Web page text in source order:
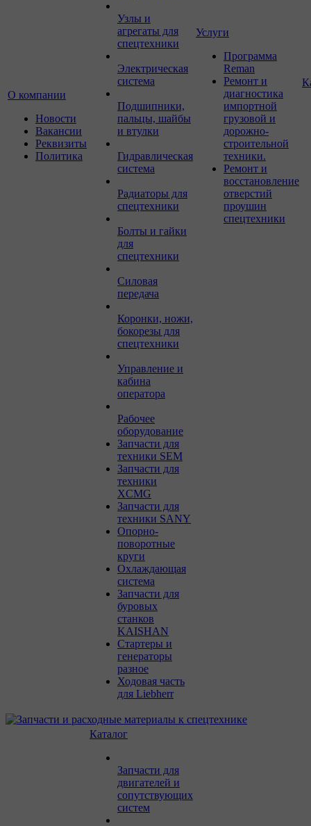
О компании
Новости
Вакансии
Реквизиты
Политика
Узлы и
агрегаты для
спецтехники
Электрическая
система
Подшипники,
пальцы, шайбы
и втулки
Гидравлическая
система
Радиаторы для
спецтехники
Болты и гайки
для
спецтехники
Силовая
передача
Коронки, ножи,
бокорезы для
спецтехники
Управление и
кабина
оператора
Рабочее
оборудование
Запчасти для
техники SEM
Запчасти для
техники
XCMG
Запчасти для
техники SANY
Опорно-
поворотные
круги
Охлаждающая
система
Запчасти для
буровых
станков
KAISHAN
Стартеры и
генераторы
разное
Ходовая часть
для Liebherr
Услуги
Программа
Reman
Ремонт и
диагностика
импортной
грузовой и
дорожно-
строительной
техники.
Ремонт и
восстановление
отверстий
проушин
спецтехники
Каталог
Запчасти для
двигателей и
сопутствующих
систем